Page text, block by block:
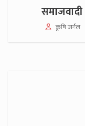
कृषि जर्नल